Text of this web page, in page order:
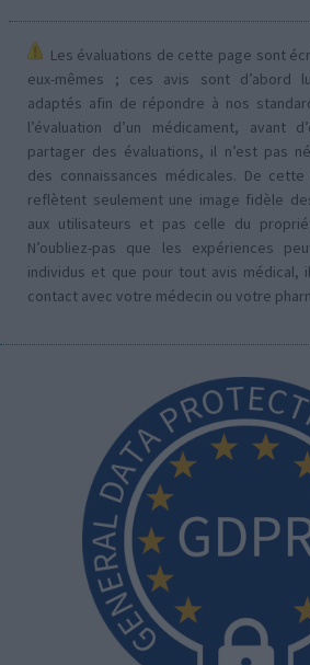
Les évaluations de cette page sont
eux-mêmes ; ces avis sont d’abord
adaptés afin de répondre à nos
l’évaluation d’un médicament, avant
partager des évaluations, il n’est pas
des connaissances médicales. De
reflètent seulement une image fidèle
aux utilisateurs et pas celle du
N’oubliez-pas que les expériences
individus et que pour tout avis médical,
contact avec votre médecin ou votre